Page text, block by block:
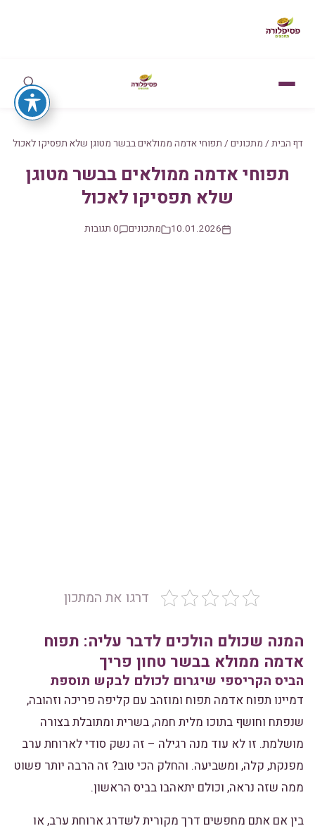
דף הבית / מתכונים / תפוחי אדמה ממולאים בבשר מטוגן שלא תפסיקו לאכול
תפוחי אדמה ממולאים בבשר מטוגן
שלא תפסיקו לאכול
10.01.2026 מתכונים 0 תגובות
דרגו את המתכון
המנה שכולם הולכים לדבר עליה: תפוח
אדמה ממולא בבשר טחון פריך
הביס הקריספי שיגרום לכולם לבקש תוספת
דמיינו תפוח אדמה תפוח ומוזהב עם קליפה פריכה וזהובה,
שנפתח וחושף בתוכו מלית חמה, בשרית ומתובלת בצורה
מושלמת. זו לא עוד מנה רגילה – זה נשק סודי לארוחת ערב
מפנקת, קלה, ומשביעה. והחלק הכי טוב? זה הרבה יותר פשוט
ממה שזה נראה, וכולם יתאהבו בביס הראשון.
בין אם אתם מחפשים דרך מקורית לשדרג ארוחת ערב, או